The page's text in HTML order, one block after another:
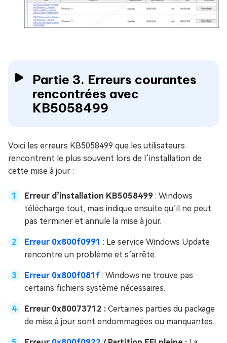
Partie 3. Erreurs courantes
rencontrées avec
KB5058499
Voici les erreurs KB5058499 que les utilisateurs
rencontrent le plus souvent lors de l’installation de
cette mise à jour :
Erreur d’installation KB5058499 : Windows
télécharge tout, mais indique ensuite qu’il ne peut
pas terminer et annule la mise à jour.
Erreur 0x800f0991 : Le service Windows Update
rencontre un problème et s’arrête.
Erreur 0x800f081f : Windows ne trouve pas
certains fichiers système nécessaires.
Erreur 0x80073712 : Certaines parties du package
de mise à jour sont endommagées ou manquantes.